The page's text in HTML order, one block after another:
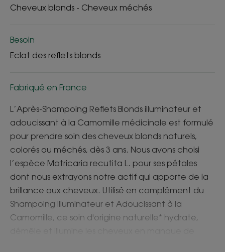
Cheveux blonds - Cheveux méchés
Besoin
Eclat des reflets blonds
Fabriqué en France
L’Après-Shampoing Reflets Blonds illuminateur et
adoucissant à la Camomille médicinale est formulé
pour prendre soin des cheveux blonds naturels,
colorés ou méchés, dès 3 ans. Nous avons choisi
l’espèce Matricaria recutita L. pour ses pétales
dont nous extrayons notre actif qui apporte de la
brillance aux cheveux. Utilisé en complément du
Shampoing Illuminateur et Adoucissant à la
Camomille, ce soin d'origine naturelle* hydrate,